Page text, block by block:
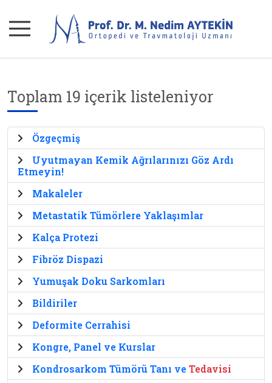
Toplam 19 içerik listeleniyor
Özgeçmiş
Uyutmayan Kemik Ağrılarınızı Göz Ardı
Etmeyin!
Makaleler
Metastatik Tümörlere Yaklaşımlar
Kalça Protezi
Fibröz Dispazi
Yumuşak Doku Sarkomları
Bildiriler
Deformite Cerrahisi
Kongre, Panel ve Kurslar
Kondrosarkom Tümörü Tanı veTedavisi